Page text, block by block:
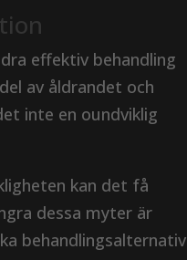
effektiv behandling
av åldrandet och
inte en oundviklig
kan det få
dessa myter är
behandlingsalternativ